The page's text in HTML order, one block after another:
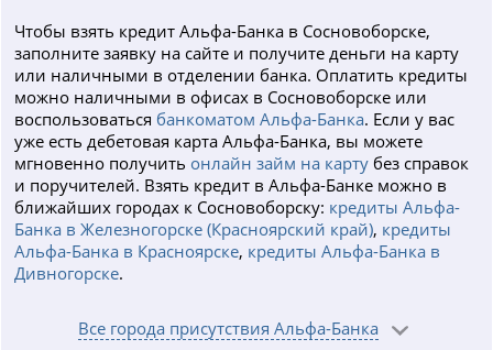
Чтобы взять кредит Альфа-Банка в Сосновоборске,
заполните заявку на сайте и получите деньги на карту
или наличными в отделении банка. Оплатить кредиты
можно наличными в офисах в Сосновоборске или
воспользоваться банкоматом Альфа-Банка. Если у вас
уже есть дебетовая карта Альфа-Банка, вы можете
мгновенно получить онлайн займ на карту без справок
и поручителей. Взять кредит в Альфа-Банке можно в
ближайших городах к Сосновоборску: кредиты Альфа-
Банка в Железногорске (Красноярский край), кредиты
Альфа-Банка в Красноярске, кредиты Альфа-Банка в
Дивногорске.
Все города присутствия Альфа-Банка